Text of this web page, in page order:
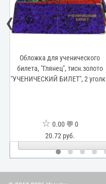
Обложка для ученического
билета, "Глянец", тисн.золото
"УЧЕНИЧЕСКИЙ БИЛЕТ", 2
☆ 0.00 💬 0
20.72 руб.
‹
Мы используем куки